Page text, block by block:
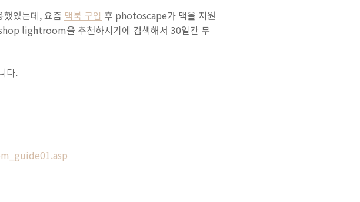
했었는데, 요즘 맥북 구입 후 photoscape가 맥을 지원
lightroom을 추천하시기에 검색해서 30일간 무
다.